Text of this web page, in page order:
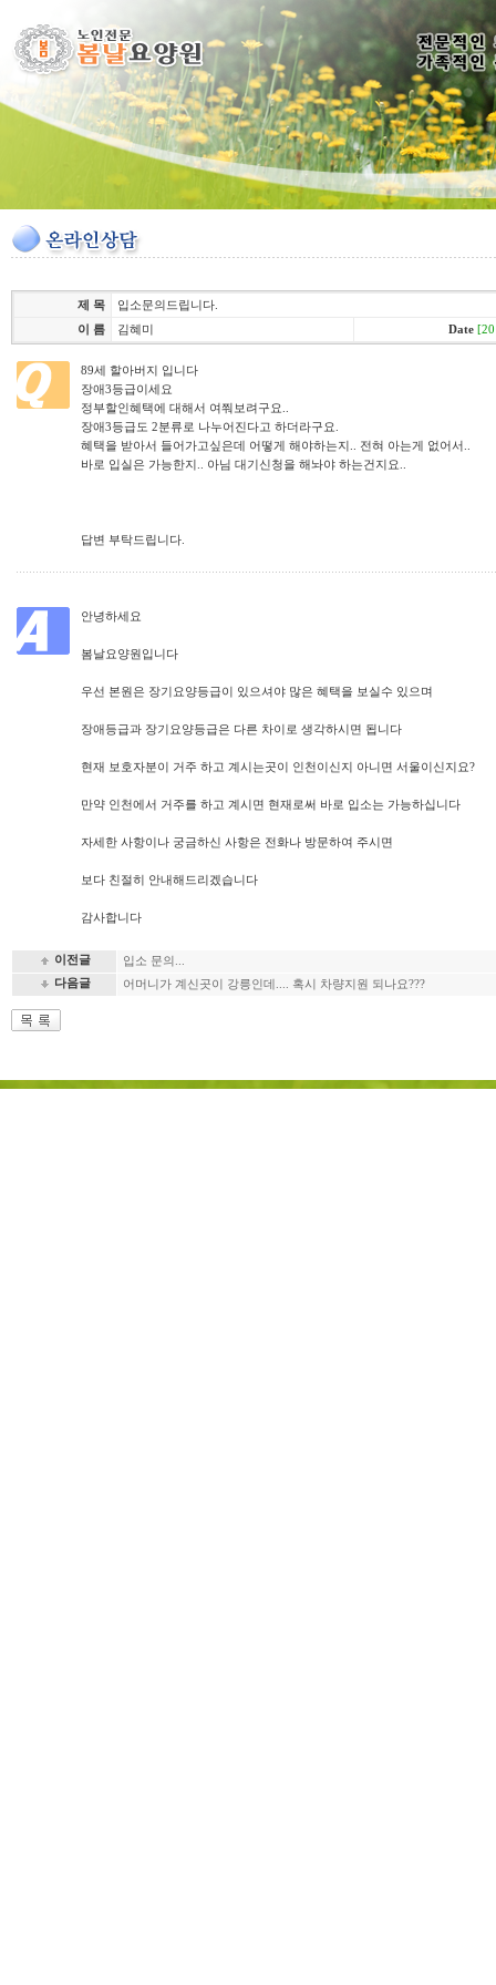
제 목
입소문의드립니다.
이 름
김혜미 Date
89세 할아버지 입니다
장애3등급이세요
정부할인혜택에 대해서 여쭤보려구요..
장애3등급도 2분류로 나누어진다고 하더라구요.
혜택을 받아서 들어가고싶은데 어떻게 해야하는지.. 전혀 아는게 없어서..
바로 입실은 가능한지.. 아님 대기신청을 해놔야 하는건지요..
답변 부탁드립니다.
안녕하세요
봄날요양원입니다
우선 본원은 장기요양등급이 있으셔야 많은 혜택을 보실수 있으며
장애등급과 장기요양등급은 다른 차이로 생각하시면 됩니다
현재 보호자분이 거주 하고 계시는곳이 인천이신지 아니면 서울이신지요?
만약 인천에서 거주를 하고 계시면 현재로써 바로 입소는 가능하십니다
자세한 사항이나 궁금하신 사항은 전화나 방문하여 주시면
보다 친절히 안내해드리겠습니다
감사합니다
이전글
입소 문의...
다음글
어머니가 계신곳이 강릉인데.... 혹시 차량지원 되나요???